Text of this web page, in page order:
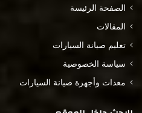
الصفحة الرئيسة
المقالات
تعليم صيانة السيارات
سياسة الخصوصية
معدات وأجهزة صيانة السيارات